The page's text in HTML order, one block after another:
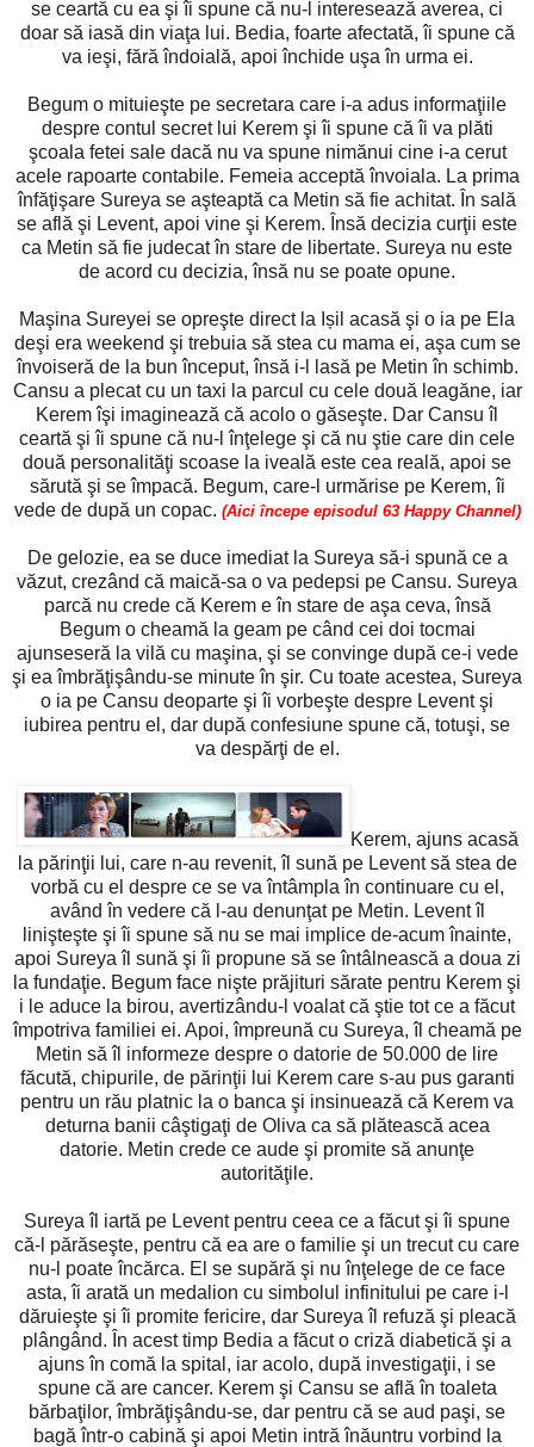
se ceartă cu ea şi îi spune că nu-l interesează averea, ci
doar să iasă din viaţa lui. Bedia, foarte afectată, îi spune că
va ieşi, fără îndoială, apoi închide uşa în urma ei.
Begum o mituieşte pe secretara care i-a adus informaţiile
despre contul secret lui Kerem şi îi spune că îi va plăti
şcoala fetei sale dacă nu va spune nimănui cine i-a cerut
acele rapoarte contabile. Femeia acceptă învoiala. La prima
înfăţişare Sureya se aşteaptă ca Metin să fie achitat. În sală
se află şi Levent, apoi vine şi Kerem. Însă decizia curţii este
ca Metin să fie judecat în stare de libertate. Sureya nu este
de acord cu decizia, însă nu se poate opune.
Maşina Sureyei se opreşte direct la Ișil acasă şi o ia pe Ela
deşi era weekend şi trebuia să stea cu mama ei, aşa cum se
învoiseră de la bun început, însă i-l lasă pe Metin în schimb.
Cansu a plecat cu un taxi la parcul cu cele două leagăne, iar
Kerem îşi imaginează că acolo o găseşte. Dar Cansu îl
ceartă şi îi spune că nu-l înţelege şi că nu ştie care din cele
două personalităţi scoase la iveală este cea reală, apoi se
sărută şi se împacă. Begum, care-l urmărise pe Kerem, îi
vede de după un copac. (Aici începe episodul 63 Happy Channel)
De gelozie, ea se duce imediat la Sureya să-i spună ce a
văzut, crezând că maică-sa o va pedepsi pe Cansu. Sureya
parcă nu crede că Kerem e în stare de aşa ceva, însă
Begum o cheamă la geam pe când cei doi tocmai
ajunseseră la vilă cu maşina, şi se convinge după ce-i vede
şi ea îmbrăţişându-se minute în şir. Cu toate acestea, Sureya
o ia pe Cansu deoparte şi îi vorbeşte despre Levent şi
iubirea pentru el, dar după confesiune spune că, totuşi, se
va despărţi de el.
Kerem, ajuns acasă
la părinţii lui, care n-au revenit, îl sună pe Levent să stea de
vorbă cu el despre ce se va întâmpla în continuare cu el,
având în vedere că l-au denunţat pe Metin. Levent îl
linişteşte şi îi spune să nu se mai implice de-acum înainte,
apoi Sureya îl sună şi îi propune să se întâlnească a doua zi
la fundaţie. Begum face nişte prăjituri sărate pentru Kerem şi
i le aduce la birou, avertizându-l voalat că ştie tot ce a făcut
împotriva familiei ei. Apoi, împreună cu Sureya, îl cheamă pe
Metin să îl informeze despre o datorie de 50.000 de lire
făcută, chipurile, de părinţii lui Kerem care s-au pus garanti
pentru un rău platnic la o banca şi insinuează că Kerem va
deturna banii câştigaţi de Oliva ca să plătească acea
datorie. Metin crede ce aude şi promite să anunţe
autorităţile.
Sureya îl iartă pe Levent pentru ceea ce a făcut şi îi spune
că-l părăseşte, pentru că ea are o familie şi un trecut cu care
nu-l poate încărca. El se supără şi nu înţelege de ce face
asta, îi arată un medalion cu simbolul infinitului pe care i-l
dăruieşte şi îi promite fericire, dar Sureya îl refuză şi pleacă
plângând. În acest timp Bedia a făcut o criză diabetică şi a
ajuns în comă la spital, iar acolo, după investigaţii, i se
spune că are cancer. Kerem şi Cansu se află în toaleta
bărbaţilor, îmbrăţişându-se, dar pentru că se aud paşi, se
bagă într-o cabină şi apoi Metin intră înăuntru vorbind la